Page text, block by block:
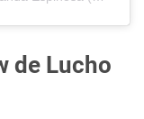
de Lucho